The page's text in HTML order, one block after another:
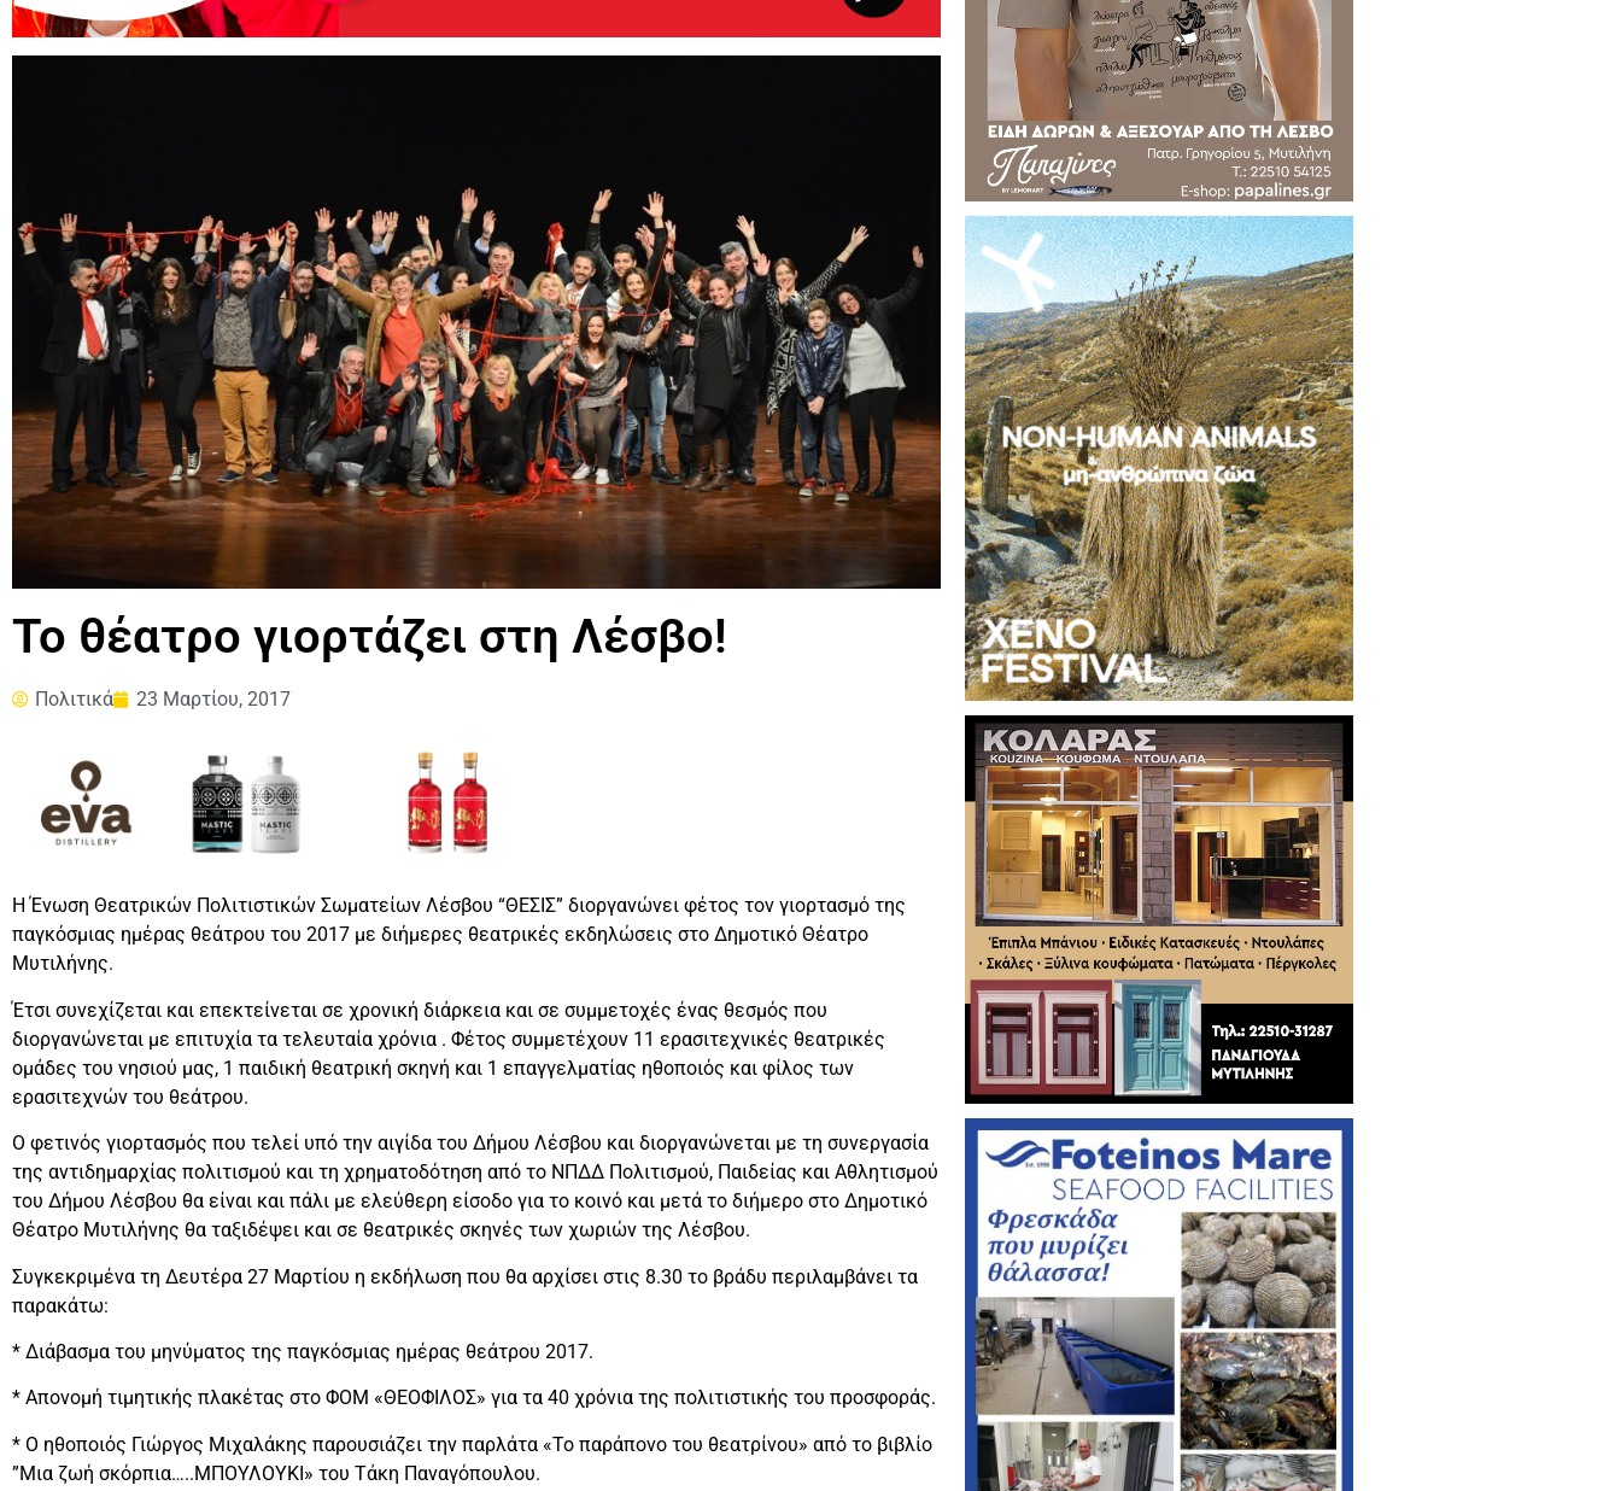
Το θέατρο γιορτάζει στη Λέσβο!
Πολιτικά 23 Μαρτίου, 2017
Η Ένωση Θεατρικών Πολιτιστικών Σωματείων Λέσβου “ΘΕΣΙΣ” διοργανώνει φέτος τον γιορτασμό της
παγκόσμιας ημέρας θεάτρου του 2017 με διήμερες θεατρικές εκδηλώσεις στο Δημοτικό Θέατρο
Μυτιλήνης.
Έτσι συνεχίζεται και επεκτείνεται σε χρονική διάρκεια και σε συμμετοχές ένας θεσμός που
διοργανώνεται με επιτυχία τα τελευταία χρόνια . Φέτος συμμετέχουν 11 ερασιτεχνικές θεατρικές
ομάδες του νησιού μας, 1 παιδική θεατρική σκηνή και 1 επαγγελματίας ηθοποιός και φίλος των
ερασιτεχνών του θεάτρου.
Ο φετινός γιορτασμός που τελεί υπό την αιγίδα του Δήμου Λέσβου και διοργανώνεται με τη συνεργασία
της αντιδημαρχίας πολιτισμού και τη χρηματοδότηση από το ΝΠΔΔ Πολιτισμού, Παιδείας και Αθλητισμού
του Δήμου Λέσβου θα είναι και πάλι με ελεύθερη είσοδο για το κοινό και μετά το διήμερο στο Δημοτικό
Θέατρο Μυτιλήνης θα ταξιδέψει και σε θεατρικές σκηνές των χωριών της Λέσβου.
Συγκεκριμένα τη Δευτέρα 27 Μαρτίου η εκδήλωση που θα αρχίσει στις 8.30 το βράδυ περιλαμβάνει τα
παρακάτω:
* Διάβασμα του μηνύματος της παγκόσμιας ημέρας θεάτρου 2017.
* Απονομή τιμητικής πλακέτας στο ΦΟΜ «ΘΕΟΦΙΛΟΣ» για τα 40 χρόνια της πολιτιστικής του προσφοράς.
* Ο ηθοποιός Γιώργος Μιχαλάκης παρουσιάζει την παρλάτα «Το παράπονο του θεατρίνου» από το βιβλίο
”Μια ζωή σκόρπια…..ΜΠΟΥΛΟΥΚΙ» του Τάκη Παναγόπουλου.